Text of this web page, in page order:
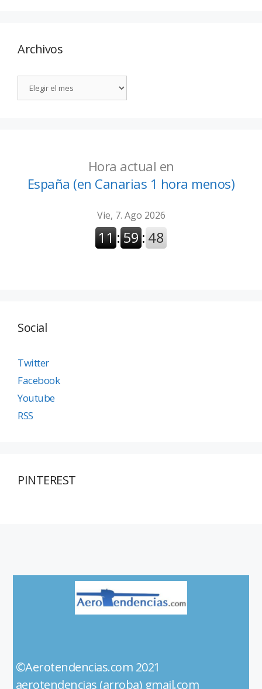
Archivos
Hora actual en
España (en Canarias 1 hora menos)
Social
Twitter
Facebook
Youtube
RSS
PINTEREST
©Aerotendencias.com 2021
aerotendencias (arroba) gmail.com